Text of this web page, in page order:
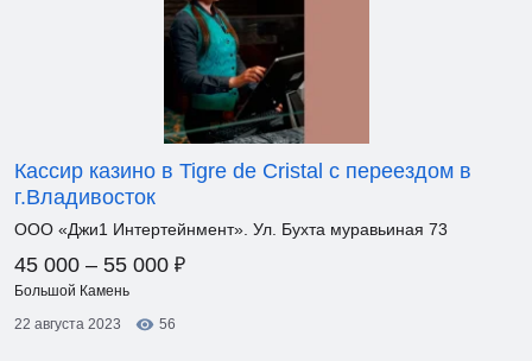
Кассир казино в Tigre de Cristal с переездом в
г.Владивосток
ООО «Джи1 Интертейнмент». Ул. Бухта муравьиная 73
45 000 – 55 000 ₽
Большой Камень
22 августа 2023
56